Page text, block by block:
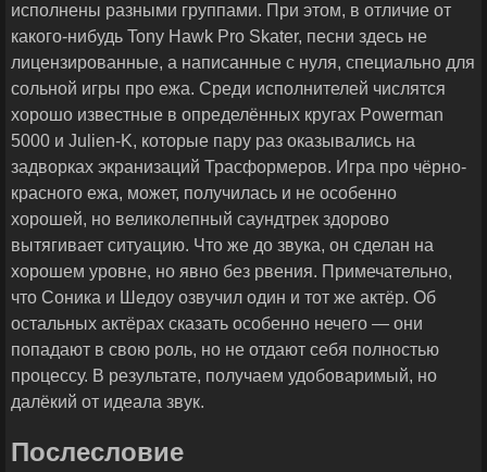
исполнены разными группами. При этом, в отличие от
какого-нибудь Tony Hawk Pro Skater, песни здесь не
лицензированные, а написанные с нуля, специально для
сольной игры про ежа. Среди исполнителей числятся
хорошо известные в определённых кругах Powerman
5000 и Julien-K, которые пару раз оказывались на
задворках экранизаций Трасформеров. Игра про чёрно-
красного ежа, может, получилась и не особенно
хорошей, но великолепный саундтрек здорово
вытягивает ситуацию. Что же до звука, он сделан на
хорошем уровне, но явно без рвения. Примечательно,
что Соника и Шедоу озвучил один и тот же актёр. Об
остальных актёрах сказать особенно нечего — они
попадают в свою роль, но не отдают себя полностью
процессу. В результате, получаем удобоваримый, но
далёкий от идеала звук.
Послесловие